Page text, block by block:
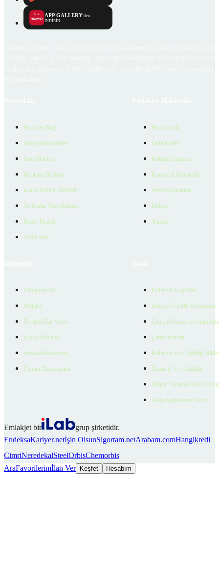
APP GALLERY'den
İNDİRİN
Emlakjet Blog
Satın Alma Rehberi
Satıcı Rehberi
Kiralama Rehberi
Konut Kredisi Rehberi
Ne Kadar Ödeyebilirim
Emlak Değeri
Verilerimiz
Hakkımızda
Ödüllerimiz
Reklam Çözümleri
Kurumsal Materyaller
İnsan Kaynakları
İletişim
Yardım
Danışman Bul
Projeler
Ücretsiz İlan Verin
Üyelik Paketleri
EmlakZeka Asistan
Uzman Danışmanlar
Kullanım Koşulları
Bireysel Üyelik Sözleşmesi
Çerez Politikası ve
Çerez Ayarları
Kullanıcı Veri Gizliliği
Ziyaretçi Veri Gizliliği
Müşteri Yetkilisi Veri
Aday Aydınlatma Metni
Emlakjet bir
grup şirketidir.
EndeksaKariyer.netİşin OlsunSigortam.netArabam.comHangikredi
CimriNeredekalSteelOrbisChemorbis
AraFavorilerimİlan Ver Keşfet Hesabım